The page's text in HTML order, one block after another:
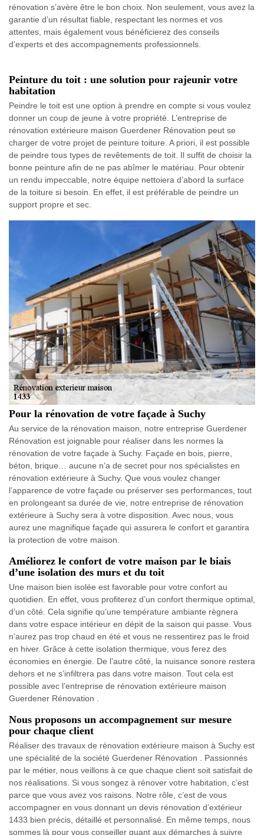
rénovation s’avère être le bon choix. Non seulement, vous avez la
garantie d’un résultat fiable, respectant les normes et vos
attentes, mais également vous bénéficierez des conseils
d’experts et des accompagnements professionnels.
Peinture du toit : une solution pour rajeunir votre
habitation
Peindre le toit est une option à prendre en compte si vous voulez
donner un coup de jeune à votre propriété. L’entreprise de
rénovation extérieure maison Guerdener Rénovation peut se
charger de votre projet de peinture toiture. A priori, il est possible
de peindre tous types de revêtements de toit. Il suffit de choisir la
bonne peinture afin de ne pas abîmer le matériau. Pour obtenir
un rendu impeccable, notre équipe nettoiera d’abord la surface
de la toiture si besoin. En effet, il est préférable de peindre un
support propre et sec.
Pour la rénovation de votre façade à Suchy
Au service de la rénovation maison, notre entreprise Guerdener
Rénovation est joignable pour réaliser dans les normes la
rénovation de votre façade à Suchy. Façade en bois, pierre,
béton, brique… aucune n’a de secret pour nos spécialistes en
rénovation extérieure à Suchy. Que vous voulez changer
l’apparence de votre façade ou préserver ses performances, tout
en prolongeant sa durée de vie, notre entreprise de rénovation
extérieure à Suchy sera à votre disposition. Avec nous, vous
aurez une magnifique façade qui assurera le confort et garantira
la protection de votre maison.
Améliorez le confort de votre maison par le biais
d’une isolation des murs et du toit
Une maison bien isolée est favorable pour votre confort au
quotidien. En effet, vous profiterez d’un confort thermique optimal,
d’un côté. Cela signifie qu’une température ambiante règnera
dans votre espace intérieur en dépit de la saison qui passe. Vous
n’aurez pas trop chaud en été et vous ne ressentirez pas le froid
en hiver. Grâce à cette isolation thermique, vous ferez des
économies en énergie. De l’autre côté, la nuisance sonore restera
dehors et ne s’infiltrera pas dans votre maison. Tout cela est
possible avec l’entreprise de rénovation extérieure maison
Guerdener Rénovation .
Nous proposons un accompagnement sur mesure
pour chaque client
Réaliser des travaux de rénovation extérieure maison à Suchy est
une spécialité de la société Guerdener Rénovation . Passionnés
par le métier, nous veillons à ce que chaque client soit satisfait de
nos réalisations. Si vous songez à rénover votre habitation, c’est
parce que vous avez vos raisons. Notre rôle, c’est de vous
accompagner en vous donnant un devis rénovation d’extérieur
1433 bien précis, détaillé et personnalisé. En même temps, nous
sommes là pour vous conseiller quant aux démarches à suivre